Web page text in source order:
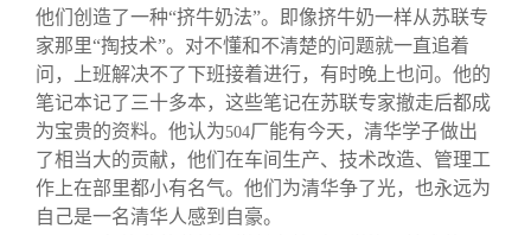
他们创造了一种“挤牛奶法”。即像挤牛奶一样从苏联专
家那里“掏技术”。对不懂和不清楚的问题就一直追着
问，上班解决不了下班接着进行，有时晚上也问。他的
笔记本记了三十多本，这些笔记在苏联专家撤走后都成
为宝贵的资料。他认为504厂能有今天，清华学子做出
了相当大的贡献，他们在车间生产、技术改造、管理工
作上在部里都小有名气。他们为清华争了光，也永远为
自己是一名清华人感到自豪。